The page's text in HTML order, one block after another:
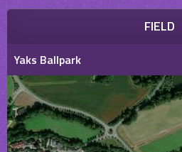
FIELD
Yaks Ballpark